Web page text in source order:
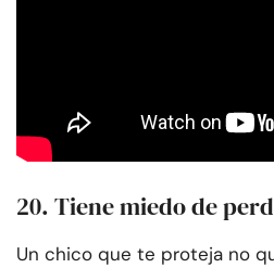
20. Tiene miedo de
Un chico que te proteja no